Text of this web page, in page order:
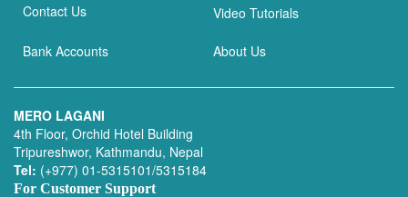
Contact Us Video Tutorials
Bank Accounts About Us
MERO LAGANI
4th Floor, Orchid Hotel Building
Tripureshwor, Kathmandu, Nepal
Tel: (+977) 01-5315101/5315184
For Customer Support